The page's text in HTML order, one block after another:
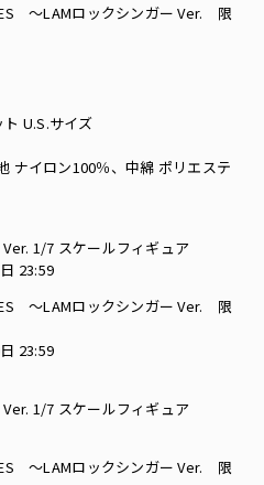
〜LAMロックシンガー Ver. 限
U.S.サイズ
ナイロン100％、中綿 ポリエステ
1/7 スケールフィギュア
23:59
〜LAMロックシンガー Ver. 限
23:59
1/7 スケールフィギュア
〜LAMロックシンガー Ver. 限